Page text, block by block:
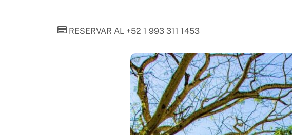
RESERVAR AL +52 1 993 311 1453